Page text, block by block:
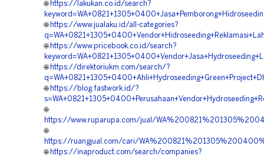
🌐 https://lakukan.co.id/search?
🌐 https://www.jualaku.id/all-categories?
🌐 https://www.pricebook.co.id/search?
🌐 https://direktoriukm.com/search/?
🌐 https://blog.fastwork.id/?
🌐
https://www.ruparupa.com/jual/
🌐
https://ruangjual.com/cari/
🌐 https://inaproduct.com/search/companies?